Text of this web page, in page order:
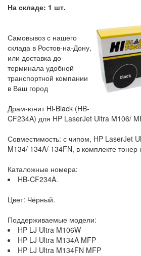
На складе: 1 шт.
Самовывоз с нашего
склада в Ростов-на-Дону,
или доставка до
терминала удобной
транспортной компании
в Ваш город
Драм-юнит Hi-Black (HB-
CF234A) для HP LaserJet Ultra M106/
Совместимость: с чипом, HP LaserJet
M134/ 134A/ 134FN, в комплекте
Каталожные номера:
HB-CF234A.
Цвет: Чёрный.
Поддерживаемые модели:
HP LJ Ultra M106W
HP LJ Ultra M134A MFP
HP LJ Ultra M134FN MFP